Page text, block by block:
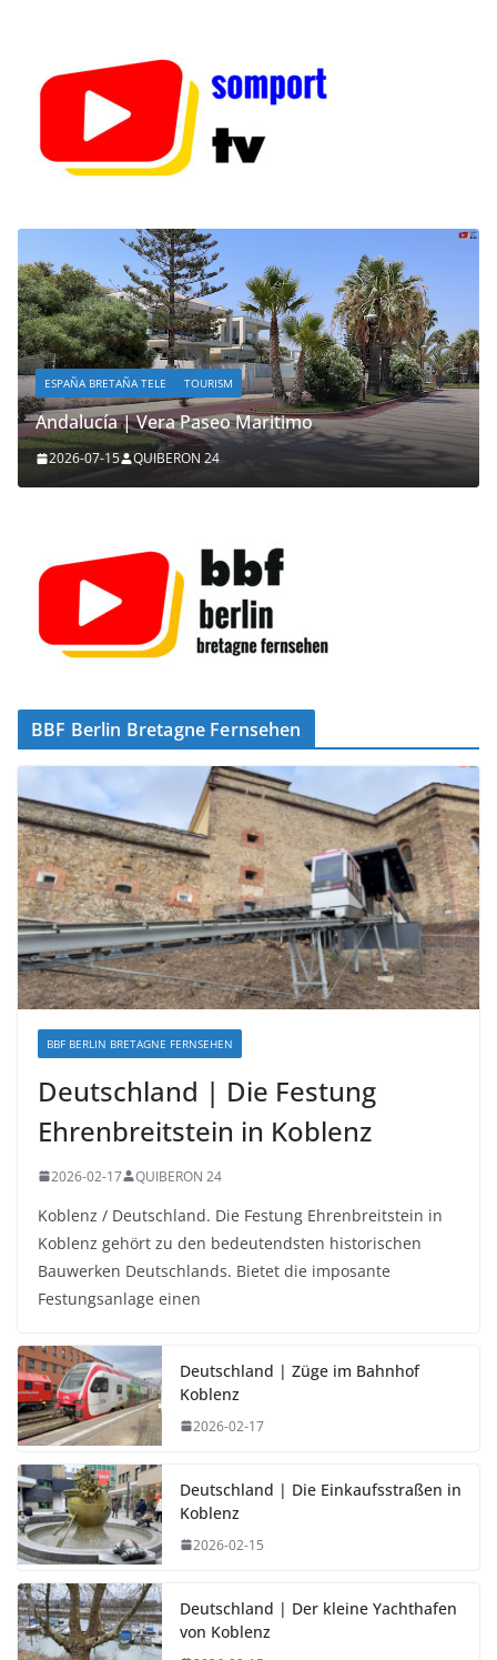
ESPAÑA BRETAÑA TELE TOURISM
Andalucía | Vera Paseo Maritimo
2026-07-15 QUIBERON 24
BBF Berlin Bretagne Fernsehen
BBF BERLIN BRETAGNE FERNSEHEN
Deutschland | Die Festung
Ehrenbreitstein in Koblenz
2026-02-17 QUIBERON 24
Koblenz / Deutschland. Die Festung Ehrenbreitstein in
Koblenz gehört zu den bedeutendsten historischen
Bauwerken Deutschlands. Bietet die imposante
Festungsanlage einen
Deutschland | Züge im Bahnhof
Koblenz
2026-02-17
Deutschland | Die Einkaufsstraßen in
Koblenz
2026-02-15
Deutschland | Der kleine Yachthafen
von Koblenz